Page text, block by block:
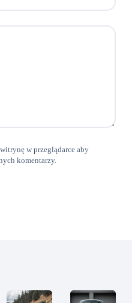
w przeglądarce aby
komentarzy.